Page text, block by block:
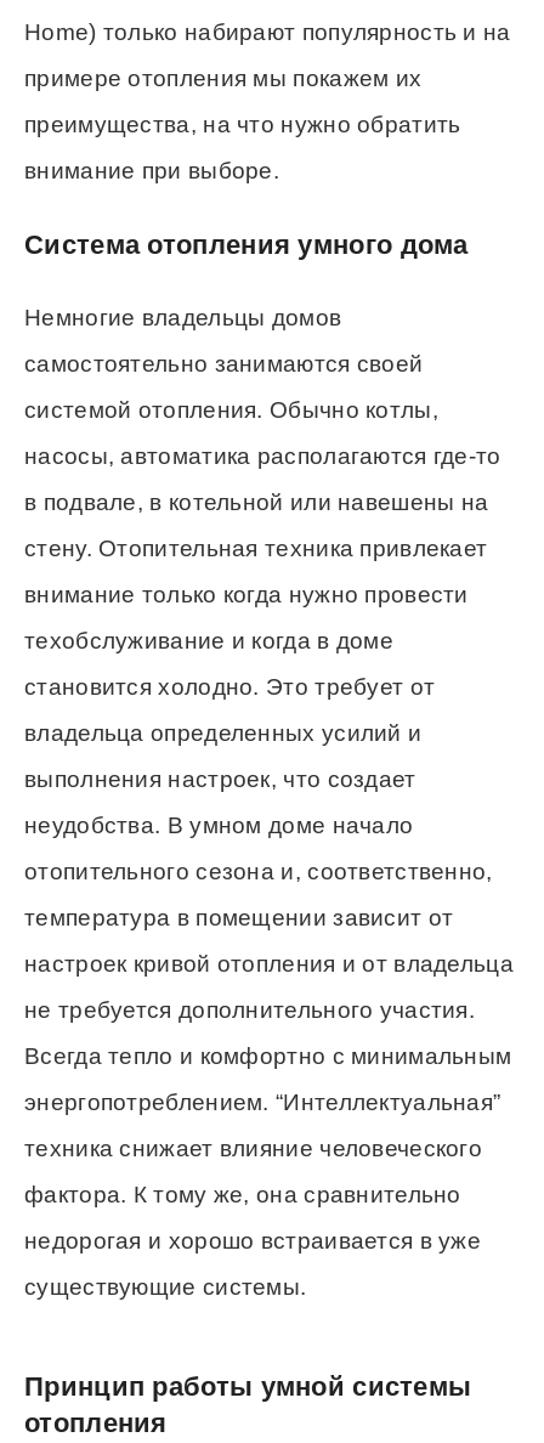
Home) только набирают популярность и на
примере отопления мы покажем их
преимущества, на что нужно обратить
внимание при выборе.
Система отопления умного дома
Немногие владельцы домов
самостоятельно занимаются своей
системой отопления. Обычно котлы,
насосы, автоматика располагаются где-то
в подвале, в котельной или навешены на
стену. Отопительная техника привлекает
внимание только когда нужно провести
техобслуживание и когда в доме
становится холодно. Это требует от
владельца определенных усилий и
выполнения настроек, что создает
неудобства. В умном доме начало
отопительного сезона и, соответственно,
температура в помещении зависит от
настроек кривой отопления и от владельца
не требуется дополнительного участия.
Всегда тепло и комфортно с минимальным
энергопотреблением. “Интеллектуальная”
техника снижает влияние человеческого
фактора. К тому же, она сравнительно
недорогая и хорошо встраивается в уже
существующие системы.
Принцип работы умной системы
отопления